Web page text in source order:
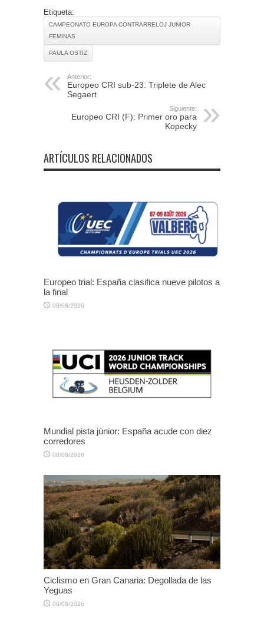
Etiqueta:
CAMPEONATO EUROPA CONTRARRELOJ JUNIOR
FEMINAS
PAULA OSTIZ
Anterior:
Europeo CRI sub-23: Triplete de Alec
Segaert
Siguiente:
Europeo CRI (F): Primer oro para
Kopecky
ARTÍCULOS RELACIONADOS
Europeo trial: España clasifica nueve pilotos a
la final
08/08/2026
Mundial pista júnior: España acude con diez
corredores
08/08/2026
Ciclismo en Gran Canaria: Degollada de las
Yeguas
08/08/2026